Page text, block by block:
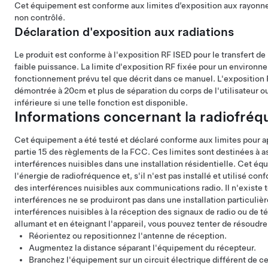
Cet équipement est conforme aux limites d’exposition aux
non contrôlé.
Déclaration d'exposition aux radiations
Le produit est conforme à l'exposition RF ISED pour le transfert
faible puissance. La limite d'exposition RF fixée pour un
fonctionnement prévu tel que décrit dans ce manuel. L'exposition
démontrée à 20cm et plus de séparation du corps de l'utilisateur
inférieure si une telle fonction est disponible.
Informations concernant la
Cet équipement a été testé et déclaré conforme aux limites pour
partie 15 des règlements de la FCC. Ces limites sont destinées à
interférences nuisibles dans une installation résidentielle. Cet
l'énergie de radiofréquence et, s'il n'est pas installé et utilisé
des interférences nuisibles aux communications radio. Il n'existe
interférences ne se produiront pas dans une installation
interférences nuisibles à la réception des signaux de radio ou de
allumant et en éteignant l'appareil, vous pouvez tenter de
Réorientez ou repositionnez l'antenne de réception.
Augmentez la distance séparant l'équipement du récepteur.
Branchez l'équipement sur un circuit électrique différent de